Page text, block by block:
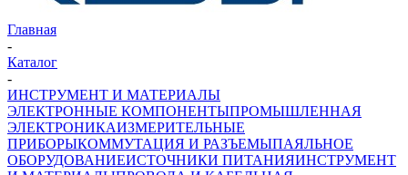
Главная
-
Каталог
-
ИНСТРУМЕНТ И МАТЕРИАЛЫ
ЭЛЕКТРОННЫЕ КОМПОНЕНТЫПРОМЫШЛЕННАЯ
ЭЛЕКТРОНИКАИЗМЕРИТЕЛЬНЫЕ
ПРИБОРЫКОММУТАЦИЯ И РАЗЪЕМЫПАЯЛЬНОЕ
ОБОРУДОВАНИЕИСТОЧНИКИ ПИТАНИЯИНСТРУМЕНТ